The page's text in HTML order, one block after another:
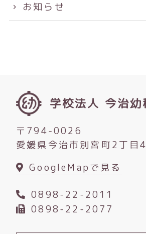
お知らせ
学校法人 今治幼
〒794-0026
愛媛県今治市別宮町2丁目
GoogleMapで見る
0898-22-2011
0898-22-2077